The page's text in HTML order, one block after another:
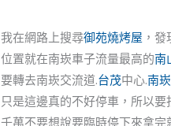
我在網路上搜尋御苑燒烤屋 ，
位置就在南崁車子流量最高的南
要轉去南崁交流道.台茂中心.南
只是這邊真的不好停車，所以
千萬不要想說要臨時停下來拿完